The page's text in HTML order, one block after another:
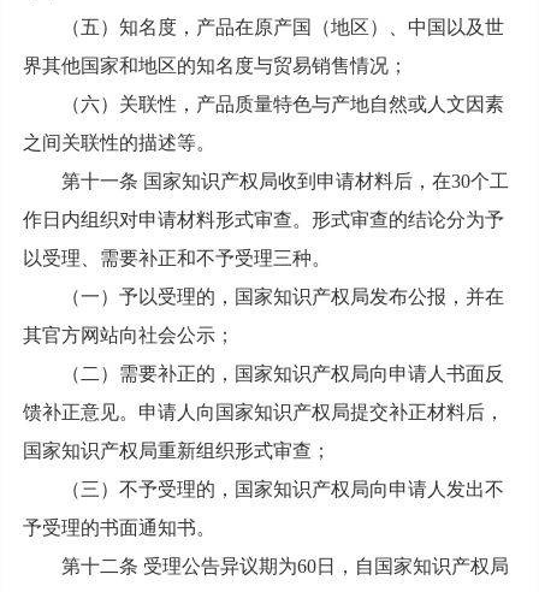
（五）知名度，产品在原产国（地区）、中国以及世
界其他国家和地区的知名度与贸易销售情况；
（六）关联性，产品质量特色与产地自然或人文因素
之间关联性的描述等。
第十一条 国家知识产权局收到申请材料后，在30个工
作日内组织对申请材料形式审查。形式审查的结论分为予
以受理、需要补正和不予受理三种。
（一）予以受理的，国家知识产权局发布公报，并在
其官方网站向社会公示；
（二）需要补正的，国家知识产权局向申请人书面反
馈补正意见。申请人向国家知识产权局提交补正材料后，
国家知识产权局重新组织形式审查；
（三）不予受理的，国家知识产权局向申请人发出不
予受理的书面通知书。
第十二条 受理公告异议期为60日，自国家知识产权局